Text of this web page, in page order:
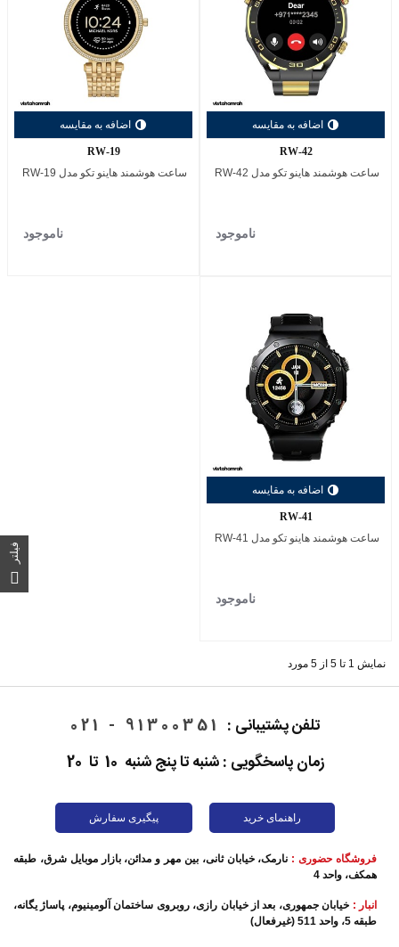
اضافه به مقایسه
RW-42
ساعت هوشمند هاینو تکو مدل RW-42
ناموجود
اضافه به مقایسه
RW-19
ساعت هوشمند هاینو تکو مدل RW-19
ناموجود
اضافه به مقایسه
RW-41
ساعت هوشمند هاینو تکو مدل RW-41
ناموجود
نمایش 1 تا 5 از 5 مورد
تلفن پشتیبانی : 91300351 - 021
زمان پاسخگویی : شنبه تا پنج شنبه 10 تا 20
راهنمای خرید پیگیری سفارش
فروشگاه حضوری : نارمک، خیابان ثانی، بین مهر و مدائن، بازار موبایل شرق، طبقه
همکف، واحد 4
انبار : خیابان جمهوری، بعد از خیابان رازی، روبروی ساختمان آلومینیوم، پاساژ یگانه،
طبقه 5، واحد 511 (غیرفعال)
فیلتر